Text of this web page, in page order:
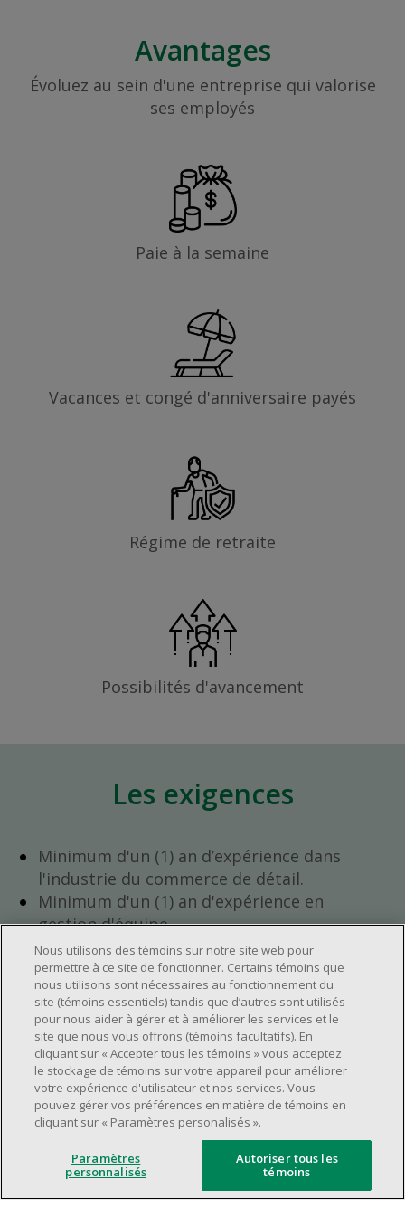
Avantages
Évoluez au sein d'une entreprise qui valorise
ses employés
Paie à la semaine
Vacances et congé d'anniversaire payés
Régime de retraite
Possibilités d'avancement
Les exigences
Minimum d'un (1) an d’expérience dans
l'industrie du commerce de détail.
Minimum d'un (1) an d'expérience en
gestion d'équipe.
Avoir l’ambition de progresser au sein de
l’entreprise.
Avoir une grande disponibilité (quarts de
travail le jour, le soir, la fin de semaine).
Horaire de travail à déterminer selon les
besoins opérationnels du magasin.
Être capable d’organiser efficacement son
temps et de gérer ses priorités.
Avoir de bonnes aptitudes en leadership et
en communication.
Capacité à s'épanouir dans un
environnement de travail dynamique,
Nous utilisons des témoins sur notre site web pour
permettre à ce site de fonctionner. Certains témoins que
nous utilisons sont nécessaires au fonctionnement du
site (témoins essentiels) tandis que d’autres sont utilisés
pour nous aider à gérer et à améliorer les services et le
site que nous vous offrons (témoins facultatifs). En
cliquant sur « Accepter tous les témoins » vous acceptez
le stockage de témoins sur votre appareil pour améliorer
votre expérience d'utilisateur et nos services. Vous
pouvez gérer vos préférences en matière de témoins en
cliquant sur « Paramètres personalisés ».
Paramètres
personnalisés
Autoriser tous les
témoins